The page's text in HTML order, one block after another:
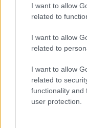
I want to allow
related to
I want to allow
related to
I want to allow
related to
functionality and
user protection.
„mártír
hivatkozott,
szerte a
antikoloniális